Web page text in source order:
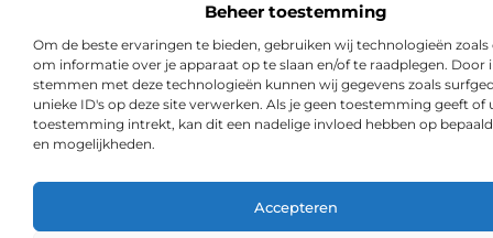
Beheer toestemming
Om de beste ervaringen te bieden, gebruiken wij technologieën zoals
om informatie over je apparaat op te slaan en/of te raadplegen. Door
stemmen met deze technologieën kunnen wij gegevens zoals
unieke ID's op deze site verwerken. Als je geen toestemming geeft of
toestemming intrekt, kan dit een nadelige invloed hebben op
en mogelijkheden.
Accepteren